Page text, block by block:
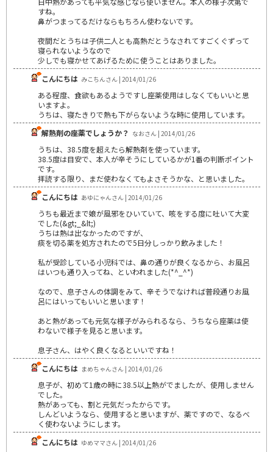
すね。
鼻がつまってるだけならもちろん使わないです。
夜間だとうちは子供二人とも高熱だとうなされてすごくぐずって
寝られないようなので
少しでも寝かせてあげるために使うことはありました。
こんにちは みこちんさん | 2014/01/26
ある程度、食欲もあるようですし座薬使用はしなくてもいいと思
いますよ。
うちは、寝たきりで熱も下がらないような時に使用しています。
解熱剤の座薬でしょうか？ なおさん | 2014/01/26
うちは、38.5度を超えたら解熱剤を使っています。
38.5度は目安で、本人が辛そうにしているかが1番の判断ポイント
です。
拝読する限り、まだ使わなくてもよさそうかな、と思いました。
こんにちは あゆにゃんさん | 2014/01/26
うちも最近まで娘が風邪をひいていて、咳をする度に吐いて大変
でした(&gt;_&lt;)
うちは熱は出なかったのですが、
痰を切る薬を処方されたので5日分しっかり飲みました！
私が受診している小児科では、鼻の通りが良くなるから、お風呂
はいつも通り入ってね、といわれました(*^_^*)
なので、息子さんの体調をみて、辛そうでなければ普段通りお風
呂にはいってもいいと思います！
あと熱があっても元気な様子がみられるなら、うちなら座薬は使
わないで様子を見ると思います。
息子さん、はやく良くなるといいですね！
こんにちは まめちゃんさん | 2014/01/26
息子が、初めて1歳の時に38.5以上熱がでましたが、使用しません
でした。
熱があっても、割と元気だったからです。
しんどいようなら、使用すると思いますが、薬ですので、なるべ
く使わないようにします。
こんにちは ゆめママさん | 2014/01/26